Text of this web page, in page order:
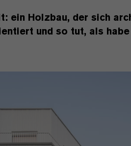
ein Holzbau, der sich
und so tut, als